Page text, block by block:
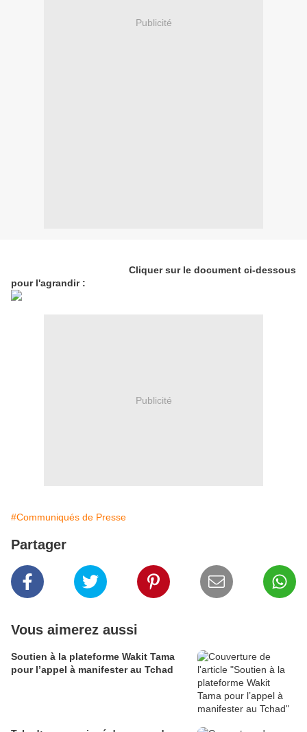
Publicité
Cliquer sur le document ci-dessous
pour l'agrandir :
Publicité
#Communiqués de Presse
Partager
Vous aimerez aussi
Soutien à la plateforme Wakit Tama
pour l’appel à manifester au Tchad